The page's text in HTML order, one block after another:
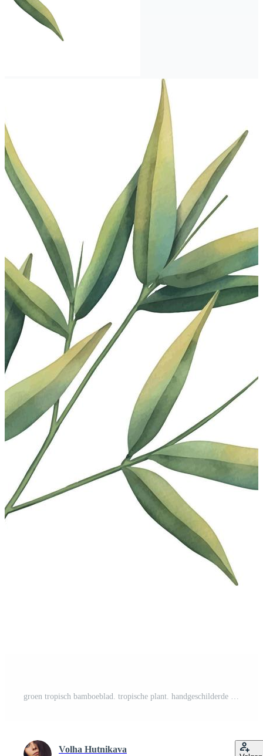
groen tropisch bamboeblad. tropische plant. handgeschilderde aquarel illustratie geïsoleerd op wit. Pro Vector
Volha Hutnikava